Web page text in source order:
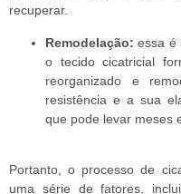
recuperar.
Remodelação:essa é
o tecido cicatricial
reorganizado e
resistência e a sua
que pode levar meses
Portanto, o processo de
uma série de fatores,